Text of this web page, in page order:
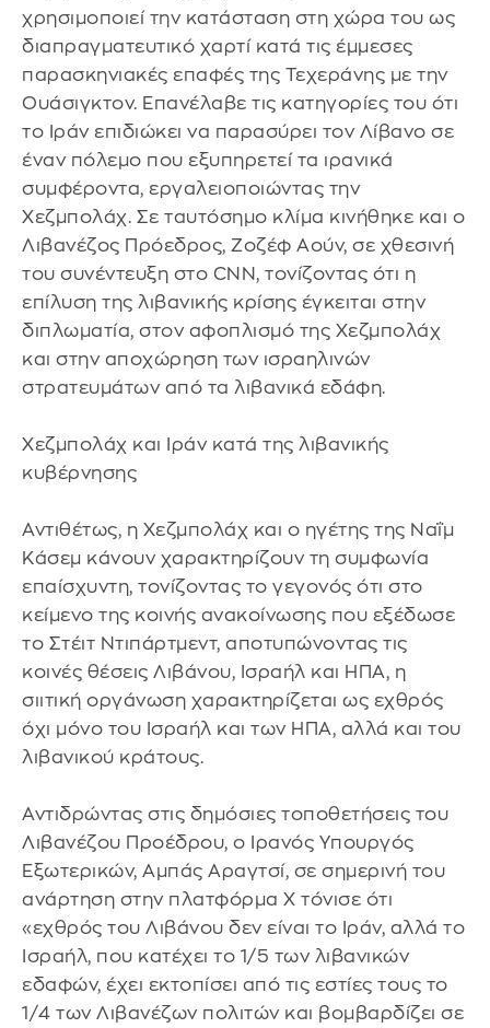
χρησιμοποιεί την κατάσταση στη χώρα του ως
διαπραγματευτικό χαρτί κατά τις έμμεσες
παρασκηνιακές επαφές της Τεχεράνης με την
Ουάσιγκτον. Επανέλαβε τις κατηγορίες του ότι
το Ιράν επιδιώκει να παρασύρει τον Λίβανο σε
έναν πόλεμο που εξυπηρετεί τα ιρανικά
συμφέροντα, εργαλειοποιώντας την
Χεζμπολάχ. Σε ταυτόσημο κλίμα κινήθηκε και ο
Λιβανέζος Πρόεδρος, Ζοζέφ Αούν, σε χθεσινή
του συνέντευξη στο CNN, τονίζοντας ότι η
επίλυση της λιβανικής κρίσης έγκειται στην
διπλωματία, στον αφοπλισμό της Χεζμπολάχ
και στην αποχώρηση των ισραηλινών
στρατευμάτων από τα λιβανικά εδάφη.
Χεζμπολάχ και Ιράν κατά της λιβανικής
κυβέρνησης
Αντιθέτως, η Χεζμπολάχ και ο ηγέτης της Ναΐμ
Κάσεμ κάνουν χαρακτηρίζουν τη συμφωνία
επαίσχυντη, τονίζοντας το γεγονός ότι στο
κείμενο της κοινής ανακοίνωσης που εξέδωσε
το Στέιτ Ντιπάρτμεντ, αποτυπώνοντας τις
κοινές θέσεις Λιβάνου, Ισραήλ και ΗΠΑ, η
σιιτική οργάνωση χαρακτηρίζεται ως εχθρός
όχι μόνο του Ισραήλ και των ΗΠΑ, αλλά και του
λιβανικού κράτους.
Αντιδρώντας στις δημόσιες τοποθετήσεις του
Λιβανέζου Προέδρου, ο Ιρανός Υπουργός
Εξωτερικών, Αμπάς Αραγτσί, σε σημερινή του
ανάρτηση στην πλατφόρμα Χ τόνισε ότι
«εχθρός του Λιβάνου δεν είναι το Ιράν, αλλά το
Ισραήλ, που κατέχει το 1/5 των λιβανικών
εδαφών, έχει εκτοπίσει από τις εστίες τους το
1/4 των Λιβανέζων πολιτών και βομβαρδίζει σε